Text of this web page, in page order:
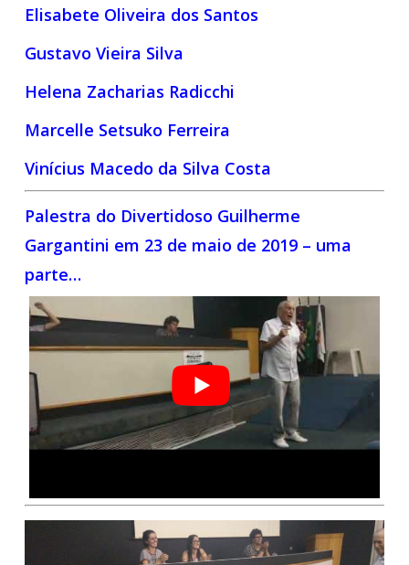
Elisabete Oliveira dos Santos
Gustavo Vieira Silva
Helena Zacharias Radicchi
Marcelle Setsuko Ferreira
Vinícius Macedo da Silva Costa
Palestra do Divertidoso Guilherme
Gargantini em 23 de maio de 2019 – uma
parte…